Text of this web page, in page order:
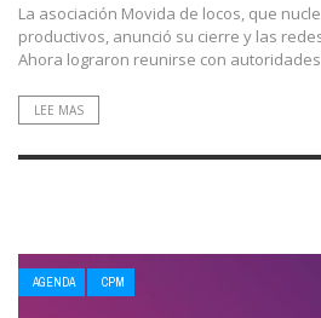
La asociación Movida de locos, que
productivos, anunció su cierre y las
Ahora lograron reunirse con
LEE MAS
AGENDA CPM